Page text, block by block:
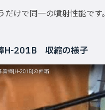
けで同一の噴射性能です。
H-201B 収縮の様子